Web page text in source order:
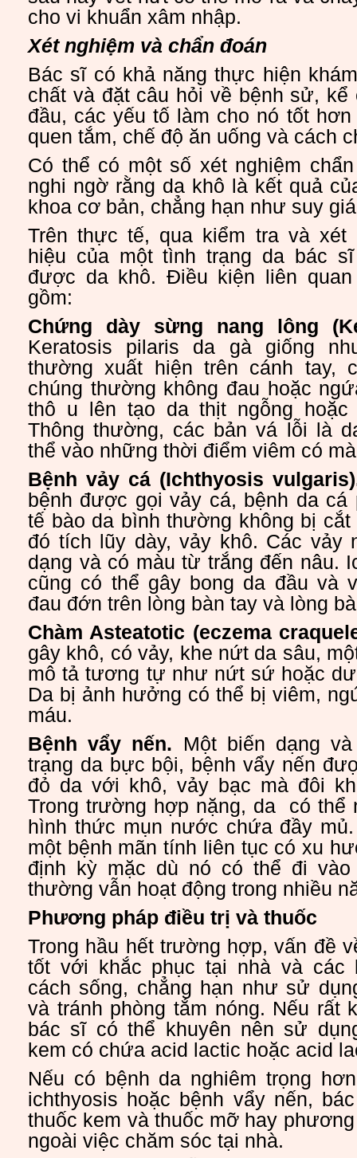
cho vi khuẩn xâm nhập.
Xét nghiệm và chẩn đoán
Bác sĩ có khả năng thực hiện
chất và đặt câu hỏi về bệnh sử, kể
đầu, các yếu tố làm cho nó tốt
quen tắm, chế độ ăn uống và cách
Có thể có một số xét nghiệm
nghi ngờ rằng da khô là kết quả
khoa cơ bản, chẳng hạn như suy
Trên thực tế, qua kiểm tra và xét
hiệu của một tình trạng da bác
được da khô. Điều kiện liên
gồm:
Chứng dày sừng nang lông
Keratosis pilaris da gà giống
thường xuất hiện trên cánh tay,
chúng thường không đau hoặc
thô u lên tạo da thịt ngỗng hoặc
Thông thường, các bản vá lỗi là
thể vào những thời điểm viêm có
Bệnh vảy cá (Ichthyosis
bệnh được gọi vảy cá, bệnh da cá
tế bào da bình thường không bị
đó tích lũy dày, vảy khô. Các vảy
dạng và có màu từ trắng đến nâu.
cũng có thể gây bong da đầu và
đau đớn trên lòng bàn tay và lòng
Chàm Asteatotic (eczema
gây khô, có vảy, khe nứt da sâu,
mô tả tương tự như nứt sứ hoặc
Da bị ảnh hưởng có thể bị viêm,
máu.
Bệnh vẩy nến. Một biến dạng
trạng da bực bội, bệnh vẩy nến
đỏ da với khô, vảy bạc mà đôi
Trong trường hợp nặng, da có thể
hình thức mụn nước chứa đầy
một bệnh mãn tính liên tục có xu
định kỳ mặc dù nó có thể đi vào
thường vẫn hoạt động trong nhiều
Phương pháp điều trị và thuốc
Trong hầu hết trường hợp, vấn đề
tốt với khắc phục tại nhà và các
cách sống, chẳng hạn như sử
và tránh phòng tắm nóng. Nếu rất
bác sĩ có thể khuyên nên sử
kem có chứa acid lactic hoặc acid
Nếu có bệnh da nghiêm trọng
ichthyosis hoặc bệnh vẩy nến,
thuốc kem và thuốc mỡ hay
ngoài việc chăm sóc tại nhà.